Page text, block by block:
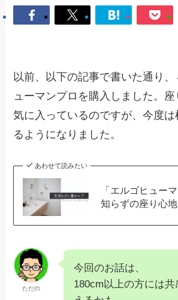
以前、以下の記事で書いた通り
ューマンプロを購入しました。座
気に入っているのですが、今度は
るようになりました。
あわせて読みたい
「エルゴヒュー
知らずの座り心地
ただの
今回のお話は、
180cm以上の方には共